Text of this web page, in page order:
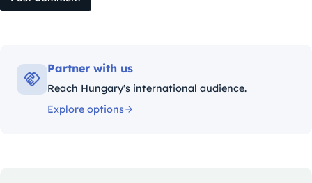
Partner with us
Reach Hungary's international audience.
Explore options